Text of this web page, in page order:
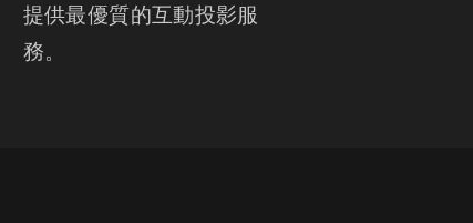
提供最優質的互動投影服
務。